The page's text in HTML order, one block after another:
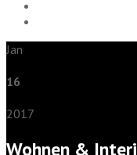
Jan
16
2017
Wohnen &